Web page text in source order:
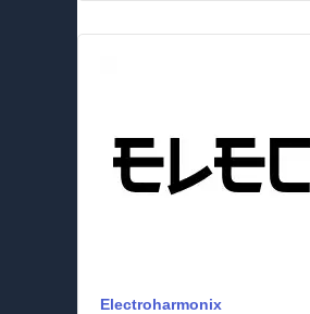
Electroharmonix